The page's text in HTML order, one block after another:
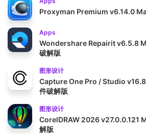
Proxyman Premium v6.14.0
Apps
Wondershare Repairit v6.5.8
破解版
图形设计
Capture One Pro / Studio
件破解版
图形设计
CorelDRAW 2026 v27.0.0.121
解版